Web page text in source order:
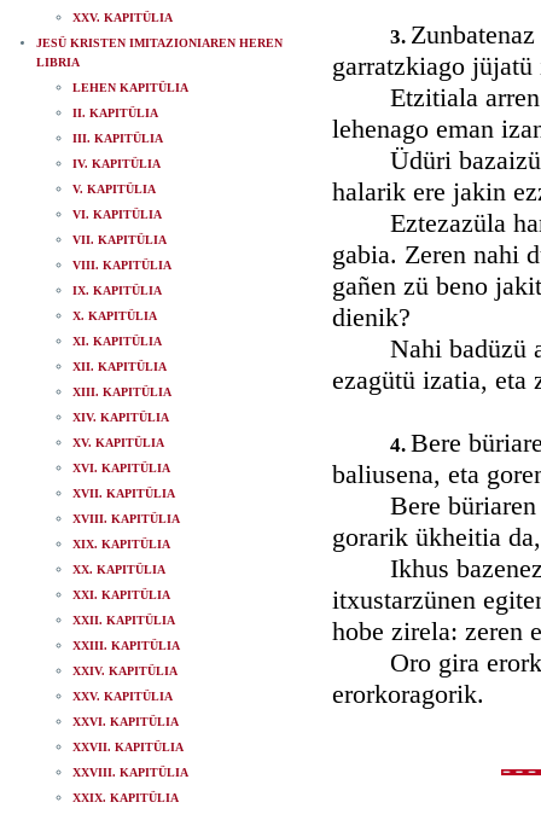
XXV. KAPITÜLIA
JESÜ KRISTEN IMITAZIONIAREN HEREN
LIBRIA
LEHEN KAPITÜLIA
II. KAPITÜLIA
III. KAPITÜLIA
IV. KAPITÜLIA
V. KAPITÜLIA
VI. KAPITÜLIA
VII. KAPITÜLIA
VIII. KAPITÜLIA
IX. KAPITÜLIA
X. KAPITÜLIA
XI. KAPITÜLIA
XII. KAPITÜLIA
XIII. KAPITÜLIA
XIV. KAPITÜLIA
XV. KAPITÜLIA
XVI. KAPITÜLIA
XVII. KAPITÜLIA
XVIII. KAPITÜLIA
XIX. KAPITÜLIA
XX. KAPITÜLIA
XXI. KAPITÜLIA
XXII. KAPITÜLIA
XXIII. KAPITÜLIA
XXIV. KAPITÜLIA
XXV. KAPITÜLIA
XXVI. KAPITÜLIA
XXVII. KAPITÜLIA
XXVIII. KAPITÜLIA
XXIX. KAPITÜLIA
3.
garratzkiago
Etzitiala arren
lehenago eman
Üdüri bazaizü
halarik ere jakin
Eztezazüla
gabia. Zeren nahi
gañen zü beno
dienik?
Nahi badüzü
ezagütü izatia, eta
4. Bere
baliusena, eta
Bere büriaren
gorarik ükheitia
Ikhus bazeneza
itxustarzünen
hobe zirela: zeren
Oro gira
erorkoragorik.